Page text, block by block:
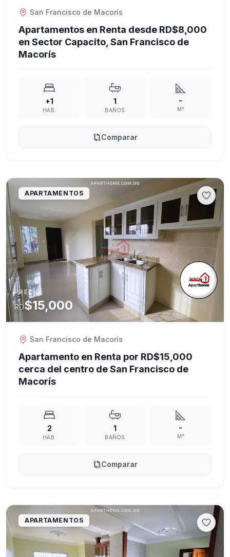
San Francisco de Macorís
Apartamentos en Renta desde RD$8,000
en Sector Capacito, San Francisco de
Macorís
+1
HAB.
1
BAÑOS
-
M²
Comparar
APARTAMENTOS
PRECIO
RD$15,000
San Francisco de Macorís
Apartamento en Renta por RD$15,000
cerca del centro de San Francisco de
Macorís
2
HAB.
1
BAÑOS
-
M²
Comparar
APARTAMENTOS